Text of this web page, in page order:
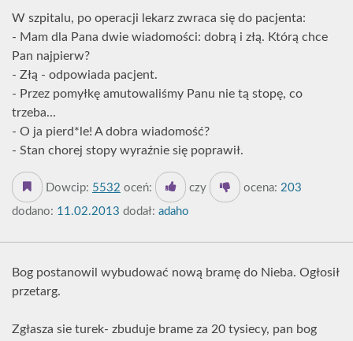
W szpitalu, po operacji lekarz zwraca się do pacjenta:
- Mam dla Pana dwie wiadomości: dobrą i złą. Którą chce
Pan najpierw?
- Złą - odpowiada pacjent.
- Przez pomyłkę amutowaliśmy Panu nie tą stopę, co
trzeba...
- O ja pierd*le! A dobra wiadomość?
- Stan chorej stopy wyraźnie się poprawił.
Dowcip: 5532 oceń: czy ocena: 203
dodano: 11.02.2013 dodał: adaho
Bog postanowil wybudować nową bramę do Nieba. Ogłosił
przetarg.
Zgłasza sie turek- zbuduje brame za 20 tysiecy, pan bog